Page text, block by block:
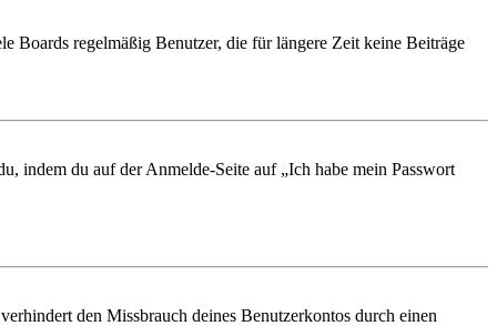
Boards regelmäßig Benutzer, die für längere Zeit keine Beiträge
indem du auf der Anmelde-Seite auf „Ich habe mein Passwort
den Missbrauch deines Benutzerkontos durch einen